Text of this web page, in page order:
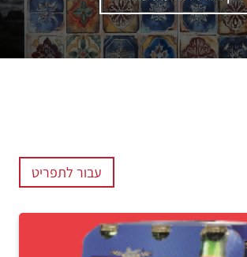
עבור לתפריט